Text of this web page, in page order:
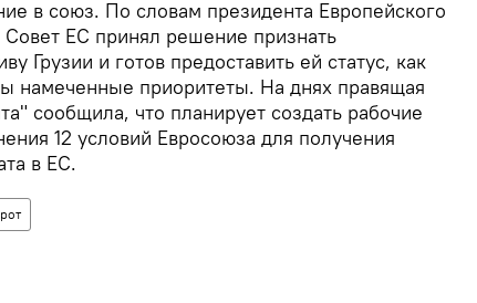
в союз. По словам президента Европейского
ЕС принял решение признать
Грузии и готов предоставить ей статус, как
намеченные приоритеты. На днях правящая
сообщила, что планирует создать рабочие
12 условий Евросоюза для получения
в ЕС.